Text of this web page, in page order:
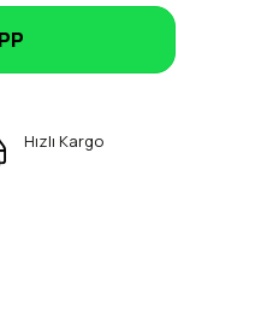
Hızlı Kargo